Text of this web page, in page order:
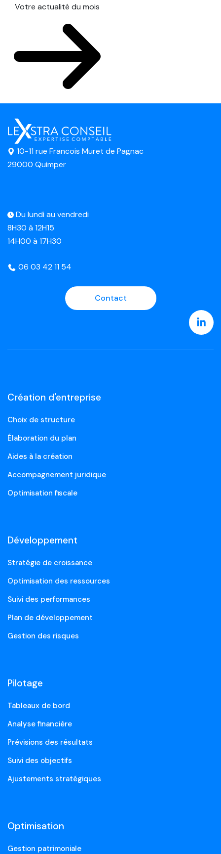
Votre actualité du mois
10-11 rue Francois Muret de Pagnac
29000 Quimper
Du lundi au vendredi
8H30 à 12H15
14H00 à 17H30
06 03 42 11 54
Contact
Création d'entreprise
Choix de structure
Élaboration du plan
Aides à la création
Accompagnement juridique
Optimisation fiscale
Développement
Stratégie de croissance
Optimisation des ressources
Suivi des performances
Plan de développement
Gestion des risques
Pilotage
Tableaux de bord
Analyse financière
Prévisions des résultats
Suivi des objectifs
Ajustements stratégiques
Optimisation
Gestion patrimoniale